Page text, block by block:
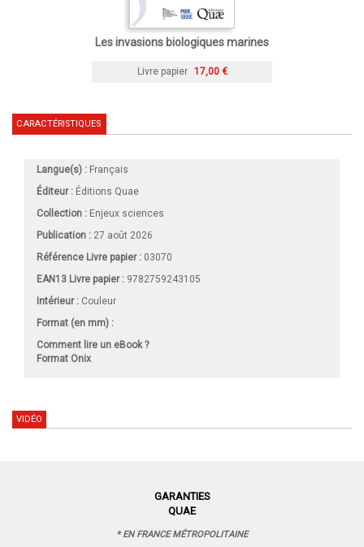
Les invasions biologiques marines
Livre papier 17,00 €
CARACTÉRISTIQUES
Langue(s) : Français
Éditeur : Éditions Quae
Collection : Enjeux sciences
Publication : 27 août 2026
Référence Livre papier : 03070
EAN13 Livre papier : 9782759243105
Intérieur : Couleur
Format (en mm) :
Comment lire un eBook ?
Format Onix
VIDÉO
GARANTIES
QUAE
* EN FRANCE MÉTROPOLITAINE